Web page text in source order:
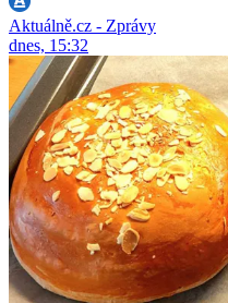
Aktuálně.cz - Zprávy
dnes, 15:32